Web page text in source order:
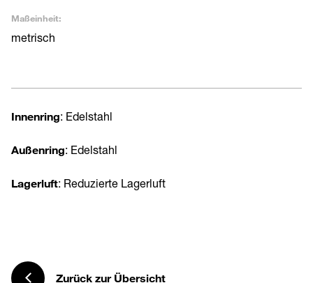
Maßeinheit:
metrisch
Innenring: Edelstahl
Außenring: Edelstahl
Lagerluft: Reduzierte Lagerluft
Zurück zur Übersicht